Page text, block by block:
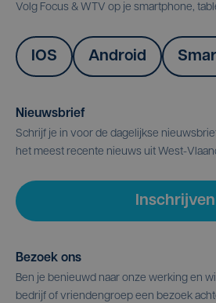
Volg Focus & WTV op je smartphone,
IOS Android
Nieuwsbrief
Schrijf je in voor de dagelijkse
het meest recente nieuws uit West-
Inschrijven
Bezoek ons
Ben je benieuwd naar onze werking en
bedrijf of vriendengroep een bezoek